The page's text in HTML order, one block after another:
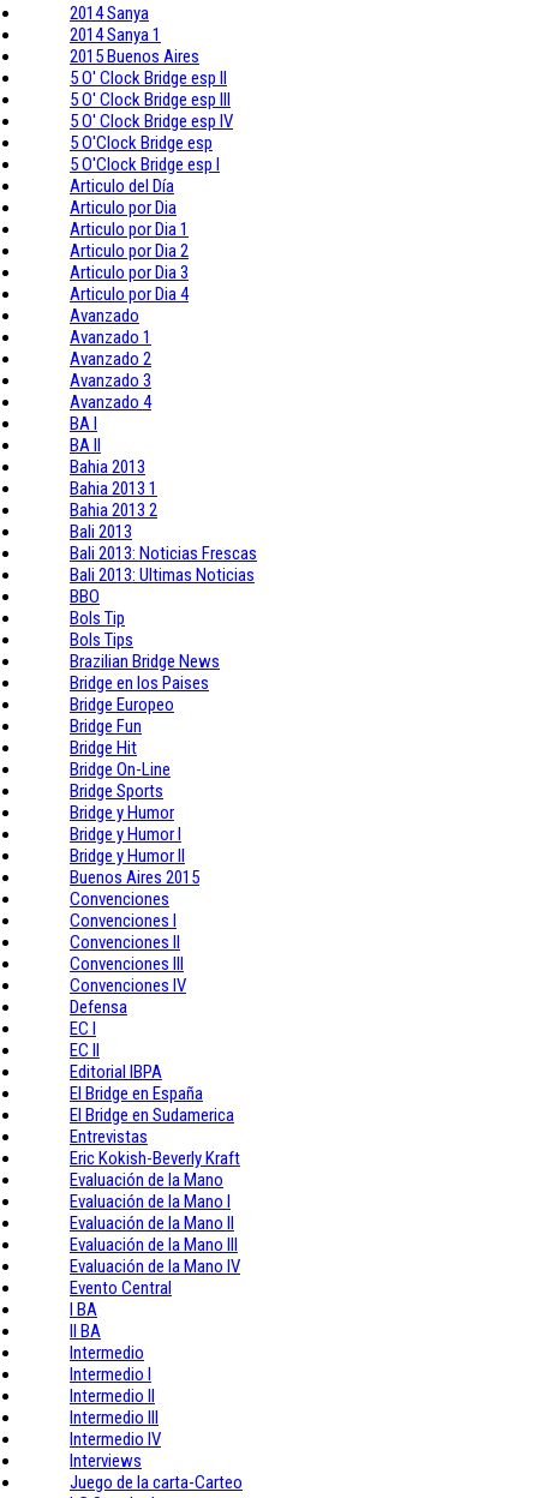
2014 Sanya
2014 Sanya 1
2015 Buenos Aires
5 O' Clock Bridge esp II
5 O' Clock Bridge esp III
5 O' Clock Bridge esp IV
5 O'Clock Bridge esp
5 O'Clock Bridge esp I
Articulo del Día
Articulo por Dia
Articulo por Dia 1
Articulo por Dia 2
Articulo por Dia 3
Articulo por Dia 4
Avanzado
Avanzado 1
Avanzado 2
Avanzado 3
Avanzado 4
BA I
BA II
Bahia 2013
Bahia 2013 1
Bahia 2013 2
Bali 2013
Bali 2013: Noticias Frescas
Bali 2013: Ultimas Noticias
BBO
Bols Tip
Bols Tips
Brazilian Bridge News
Bridge en los Paises
Bridge Europeo
Bridge Fun
Bridge Hit
Bridge On-Line
Bridge Sports
Bridge y Humor
Bridge y Humor I
Bridge y Humor II
Buenos Aires 2015
Convenciones
Convenciones I
Convenciones II
Convenciones III
Convenciones IV
Defensa
EC I
EC II
Editorial IBPA
El Bridge en España
El Bridge en Sudamerica
Entrevistas
Eric Kokish-Beverly Kraft
Evaluación de la Mano
Evaluación de la Mano I
Evaluación de la Mano II
Evaluación de la Mano III
Evaluación de la Mano IV
Evento Central
I BA
II BA
Intermedio
Intermedio I
Intermedio II
Intermedio III
Intermedio IV
Interviews
Juego de la carta-Carteo